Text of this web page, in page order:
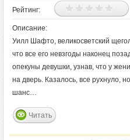
Рейтинг:
Описание:
Уилл Шафто, великосветский
что все его невзгоды наконец
опекуны девушки, узнав, что у
на дверь. Казалось, все рухнуло,
шанс…
Читать